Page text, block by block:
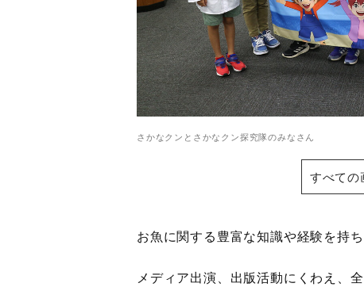
さかなクンとさかなクン探究隊のみなさん
すべての
お魚に関する豊富な知識や経験を持
メディア出演、出版活動にくわえ、